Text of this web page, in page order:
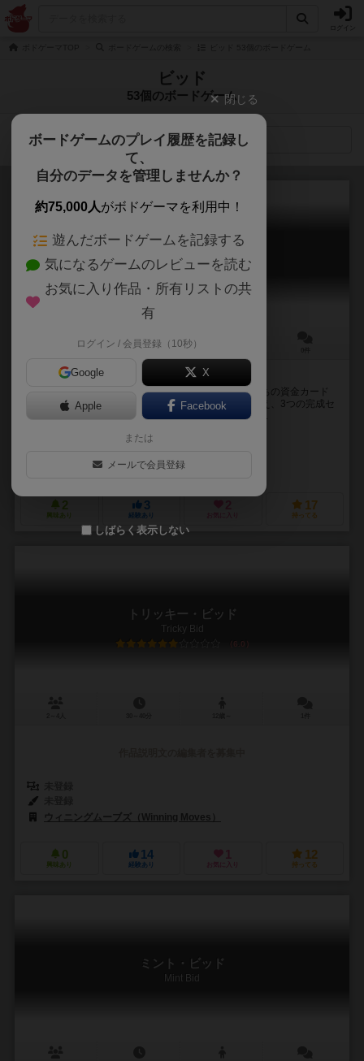
ビッド
53個のボードゲーム
検索メニュー
モノポリー ビッド
Monopoly Bid
15～20分
競って奪って目指せ不動産王！
ターンごとに公開される不動産カードを、一斉に手持ちの資金カード
を提示して競り落とし、同じ色の不動産を指定の数揃え、3つの完成セ
ットをいち早く作った人が勝ち！というゲームです。...
ハズブロー（Hasbro）
2
興味あり
3
経験あり
17
持ってる
トリッキー・ビッド
Tricky Bid
6.0
ウィニングムーブズ（Winning Moves）
0
興味あり
14
経験あり
1
お気に入り
12
持ってる
ミント・ビッド
Mint Bid
閉じる
ボードゲームのプレイ履歴を記録し
て、
自分のデータを管理しませんか？
約75,000人がボドゲーマを利用中！
遊んだボードゲームを記録する
気になるゲームのレビューを読む
お気に入り作品・所有リストの共
有
ログイン / 会員登録（10秒）
Google X
Apple Facebook
または
メールで会員登録
しばらく表示しない